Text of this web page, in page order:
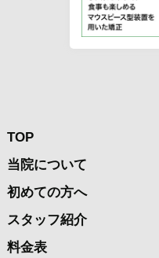
TOP
当院について
初めての方へ
スタッフ紹介
料金表